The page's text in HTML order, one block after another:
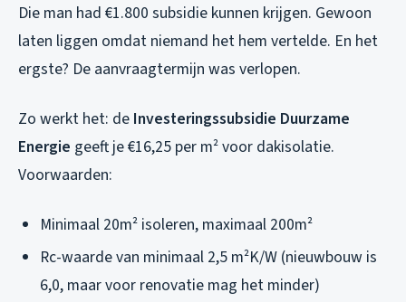
Die man had €1.800 subsidie kunnen krijgen. Gewoon
laten liggen omdat niemand het hem vertelde. En het
ergste? De aanvraagtermijn was verlopen.
Zo werkt het: de Investeringssubsidie Duurzame
Energie geeft je €16,25 per m² voor dakisolatie.
Voorwaarden:
Minimaal 20m² isoleren, maximaal 200m²
Rc-waarde van minimaal 2,5 m²K/W (nieuwbouw is
6,0, maar voor renovatie mag het minder)